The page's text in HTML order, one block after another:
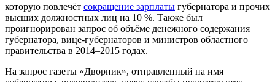
которую повлечёт сокращение зарплаты губернатора и прочих
высших должностных лиц на 10 %. Также был
проигнорирован запрос об объёме денежного содержания
губернатора, вице-губернаторов и министров областного
правительства в 2014–2015 годах.
На запрос газеты «Дворник», отправленный на имя